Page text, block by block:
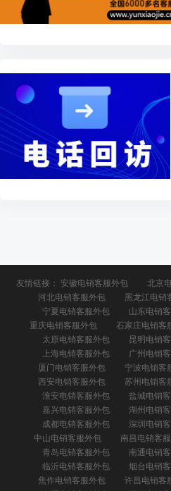
友情链接： 安徽电销客服外包 北京
河北电销客服外包
黑龙江电销
宁夏电销客服外包
山东电销
重庆电销客服外包
石家庄电销客
太原电销客服外包
昆明电销
上海电销客服外包
广州电销
厦门电销客服外包
宁波电销客
西安电销客服外包
苏州电销客
淮安电销客服外包
盐城电销
嘉兴电销客服外包
湖州电销
成都电销客服外包
深圳电销
中山电销客服外包
南昌电销客
青岛电销客服外包
南通电销
临沂电销客服外包
烟台电销
焦作电销客服外包
许昌电销客